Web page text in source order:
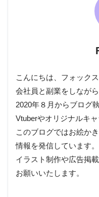
こんにちは、フォックス
会社員と副業をしなが
2020年８月からブログ
Vtuberやオリジナルキ
このブログではお絵か
情報を発信しています。
イラスト制作や広告掲
お願いいたします。